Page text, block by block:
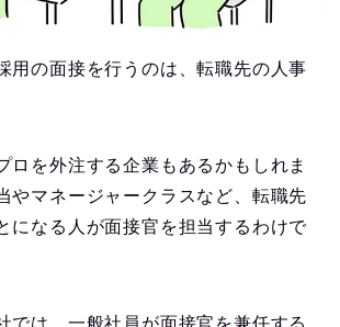
用の面接を行うのは、転職先の人事
ロを外注する企業もあるかもしれま
やマネージャークラスなど、転職先
になる人が面接官を担当するわけで
では、一般社員が面接官を兼任する